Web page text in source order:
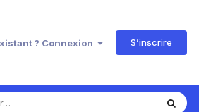
? Connexion S’inscrire